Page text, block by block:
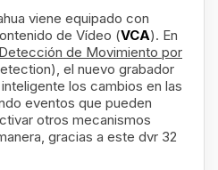
viene equipado con
de Vídeo (VCA). En
Detección de Movimiento por
el nuevo grabador
los cambios en las
eventos que pueden
otros mecanismos
gracias a este dvr 32